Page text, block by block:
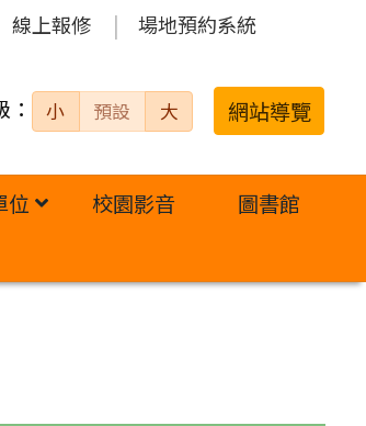
線上報修 場地預約系統
： 小 預設 大 網站導覽
位 校園影音
圖書館